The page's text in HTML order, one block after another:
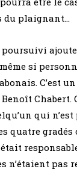
du plaignant…
poursuivi
si
C’est
Chabert.
qui n’est
quatre gradés
n’étaient pas